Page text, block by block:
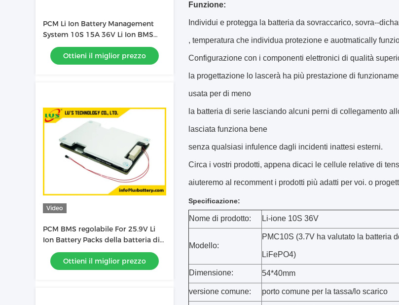
PCM Li Ion Battery Management
System 10S 15A 36V Li Ion BMS
della batteria BMS
Ottieni il miglior prezzo
Video
PCM BMS regolabile For 25.9V Li
Ion Battery Packs della batteria di
6S 7S 8S 9S 10S 11S 12S 13S
Ottieni il miglior prezzo
Funzione:
Individui e protegga la batteria da sovraccarico, sovra--
, temperatura che individua protezione e auotmatically
Configurazione con i componenti elettronici di qualità
la progettazione lo lascerà ha più prestazione di
usata per di meno
la batteria di serie lasciando alcuni perni di collegamento
lasciata funziona bene
senza qualsiasi infulence dagli incidenti inattesi esterni.
Circa i vostri prodotti, appena dicaci le cellule relative di
aiuteremo al recomment i prodotti più adatti per voi. o
Specificazione:
Nome di prodotto: Li-ione 10S 36V
Modello:
PMC10S (3.7V ha valutato la batteria
LiFePO4)
Dimensione: 54*40mm
versione comune: porto comune per la tassa/lo scarico